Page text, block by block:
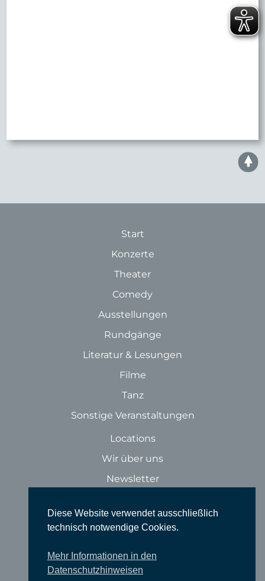
Start
Konzerte
Theater
Comedy
Ausstellungen
Rundgänge
Literatur & Lesungen
Filme
Tanz
Sonstige Veranstaltungen
Locations
Wir über uns
Newsletter
Vereine
Förderer
Diese Website verwendet ausschließlich
technisch notwendige Cookies.
Mehr Informationen in den
Datenschutzhinweisen